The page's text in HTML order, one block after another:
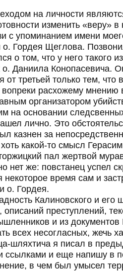
на личности
изменить «веру» в
с упоминанием имени
о. Гордея Щеглова.
о том, что у него такого
Даниила Конопасевича.
от третьей только тем, что
расхожему мнению
организатором
на основании
лично. Это
казнен за
какой-то смысл
пал жертвой
нет же: повстанец успел
некоторое время сам и
о. Гордея.
Калиновского и его
описаний преступлений,
и из документов
всех несогласных, жечь
шляхтича я писал в
ссылками и еще напишу в
в чем был умысел